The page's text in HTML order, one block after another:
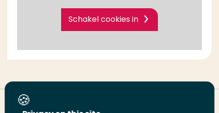
Schakel cookies in
Deel deze pagina